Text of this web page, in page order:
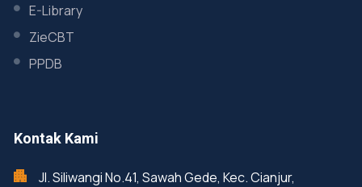
E-Library
ZieCBT
PPDB
Kontak Kami
Jl. Siliwangi No.41, Sawah Gede, Kec. Cianjur,